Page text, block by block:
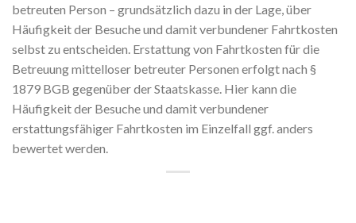
betreuten Person – grundsätzlich dazu in der Lage, über
Häufigkeit der Besuche und damit verbundener Fahrtkosten
selbst zu entscheiden. Erstattung von Fahrtkosten für die
Betreuung mittelloser betreuter Personen erfolgt nach §
1879 BGB gegenüber der Staatskasse. Hier kann die
Häufigkeit der Besuche und damit verbundener
erstattungsfähiger Fahrtkosten im Einzelfall ggf. anders
bewertet werden.